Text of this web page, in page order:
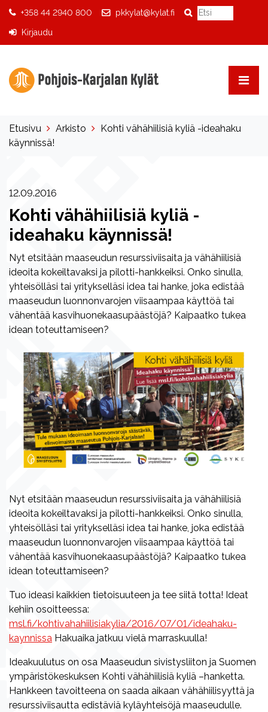
+358 44 2940 800 pkkylat@kylat.fi
Kirjaudu
Etusivu Arkisto
Kohti vähähiilisiä kyliä -ideahaku
käynnissä!
12.09.2016
Kohti vähähiilisiä kyliä -
ideahaku käynnissä!
Nyt etsitään maaseudun resurssiviisaita ja vähähiilisiä
ideoita kokeiltavaksi ja pilotti-hankkeiksi. Onko sinulla,
yhteisölläsi tai yritykselläsi idea tai hanke, joka edistää
maaseudun luonnonvarojen viisaampaa käyttöä tai
vähentää kasvihuonekaasupäästöjä? Kaipaatko tukea
idean toteuttamiseen?
Nyt etsitään maaseudun resurssiviisaita ja vähähiilisiä
ideoita kokeiltavaksi ja pilotti-hankkeiksi. Onko sinulla,
yhteisölläsi tai yritykselläsi idea tai hanke, joka edistää
maaseudun luonnonvarojen viisaampaa käyttöä tai
vähentää kasvihuonekaasupäästöjä? Kaipaatko tukea
idean toteuttamiseen?
Tuo ideasi kaikkien tietoisuuteen ja tee siitä totta! Ideat
kehiin osoitteessa:
msl.fi/kohtivahahiilisiakylia/2016/07/01/ideahaku-
kaynnissa Hakuaika jatkuu vielä marraskuulla!
Ideakuulutus on osa Maaseudun sivistysliiton ja Suomen
ympäristökeskuksen Kohti vähähiilisiä kyliä –hanketta.
Hankkeen tavoitteena on saada aikaan vähähiilisyyttä ja
resurssiviisautta edistäviä kyläyhteisöjä maaseudulle.